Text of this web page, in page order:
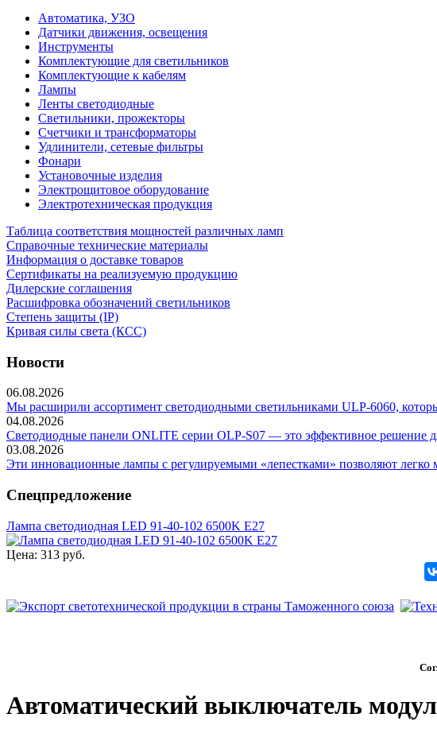
Автоматика, УЗО
Датчики движения, освещения
Инструменты
Комплектующие для светильников
Комплектующие к кабелям
Лампы
Ленты светодиодные
Светильники, прожекторы
Счетчики и трансформаторы
Удлинители, сетевые фильтры
Фонари
Установочные изделия
Электрощитовое оборудование
Электротехническая продукция
Таблица соответствия мощностей различных ламп
Справочные технические материалы
Информация о доставке товаров
Сертификаты на реализуемую продукцию
Дилерские соглашения
Расшифровка обозначений светильников
Степень защиты (IP)
Кривая силы света (КСС)
Новости
06.08.2026
Мы расширили ассортимент светодиодными светильниками ULP-6060,
04.08.2026
Светодиодные панели ONLITE серии OLP-S07 — это эффективное решение
03.08.2026
Эти инновационные лампы с регулируемыми «лепестками» позволяют легко
Спецпредложение
Лампа светодиодная LED 91-40-102 6500K Е27
Цена: 313 руб.
Автоматический выключатель